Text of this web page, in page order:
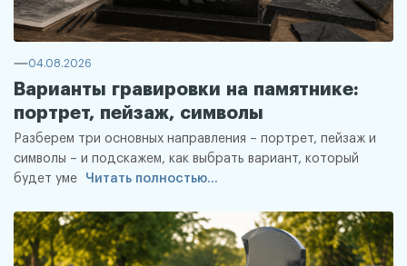
04.08.2026
Варианты гравировки на памятнике:
портрет, пейзаж, символы
Разберем три основных направления – портрет, пейзаж и
символы – и подскажем, как выбрать вариант, который
будет уме
Читать полностью...